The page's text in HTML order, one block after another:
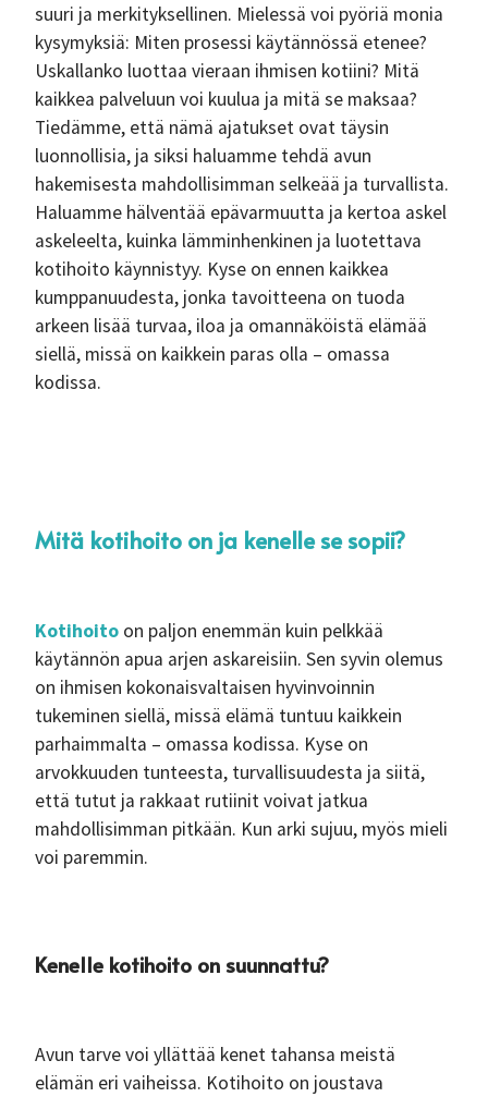
suuri ja merkityksellinen. Mielessä voi pyöriä monia
kysymyksiä: Miten prosessi käytännössä etenee?
Uskallanko luottaa vieraan ihmisen kotiini? Mitä
kaikkea palveluun voi kuulua ja mitä se maksaa?
Tiedämme, että nämä ajatukset ovat täysin
luonnollisia, ja siksi haluamme tehdä avun
hakemisesta mahdollisimman selkeää ja turvallista.
Haluamme hälventää epävarmuutta ja kertoa askel
askeleelta, kuinka lämminhenkinen ja luotettava
kotihoito käynnistyy. Kyse on ennen kaikkea
kumppanuudesta, jonka tavoitteena on tuoda
arkeen lisää turvaa, iloa ja omannäköistä elämää
siellä, missä on kaikkein paras olla – omassa
kodissa.
Mitä kotihoito on ja kenelle se sopii?
Kotihoito on paljon enemmän kuin pelkkää
käytännön apua arjen askareisiin. Sen syvin olemus
on ihmisen kokonaisvaltaisen hyvinvoinnin
tukeminen siellä, missä elämä tuntuu kaikkein
parhaimmalta – omassa kodissa. Kyse on
arvokkuuden tunteesta, turvallisuudesta ja siitä,
että tutut ja rakkaat rutiinit voivat jatkua
mahdollisimman pitkään. Kun arki sujuu, myös mieli
voi paremmin.
Kenelle kotihoito on suunnattu?
Avun tarve voi yllättää kenet tahansa meistä
elämän eri vaiheissa. Kotihoito on joustava